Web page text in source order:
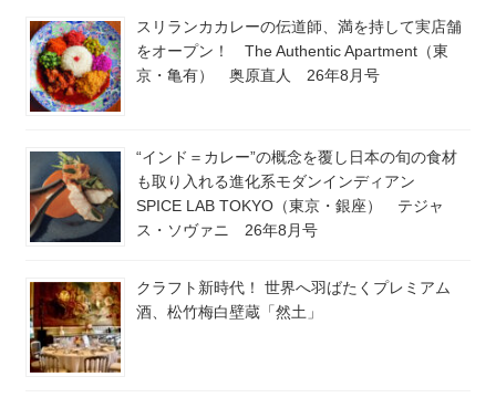
スリランカカレーの伝道師、満を持して実店舗
をオープン！ The Authentic Apartment（東
京・亀有） 奥原直人 26年8月号
“インド＝カレー”の概念を覆し日本の旬の食材
も取り入れる進化系モダンインディアン
SPICE LAB TOKYO（東京・銀座） テジャ
ス・ソヴァニ 26年8月号
クラフト新時代！ 世界へ羽ばたくプレミアム
酒、松竹梅白壁蔵「然土」